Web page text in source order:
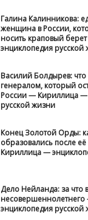
Галина Калинникова:
женщина в России,
носить краповый
энциклопедия русской
Василий Болдырев:
генералом, который
России — Кириллица —
русской жизни
Конец Золотой Орды:
образовались после
Кириллица —
Дело Нейланда: за что
энциклопедия русской